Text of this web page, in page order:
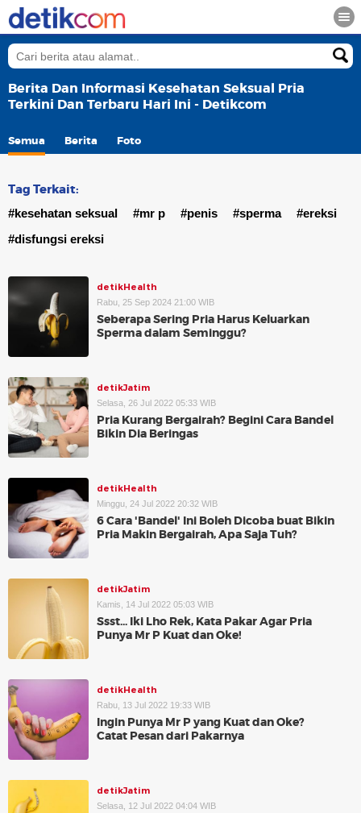
Berita Dan Informasi Kesehatan Seksual Pria
Terkini Dan Terbaru Hari Ini - Detikcom
Semua Berita Foto
Tag Terkait:
#kesehatan seksual #mr p #penis #sperma
#ereksi
#disfungsi ereksi
detikHealth
Rabu, 25 Sep 2024 21:00 WIB
Seberapa Sering Pria Harus Keluarkan
Sperma dalam Seminggu?
detikJatim
Selasa, 26 Jul 2022 05:33 WIB
Pria Kurang Bergairah? Begini Cara Bandel
Bikin Dia Beringas
detikHealth
Minggu, 24 Jul 2022 20:32 WIB
6 Cara 'Bandel' Ini Boleh Dicoba buat Bikin
Pria Makin Bergairah, Apa Saja Tuh?
detikJatim
Kamis, 14 Jul 2022 05:03 WIB
Ssst... Iki Lho Rek, Kata Pakar Agar Pria
Punya Mr P Kuat dan Oke!
detikHealth
Rabu, 13 Jul 2022 19:33 WIB
Ingin Punya Mr P yang Kuat dan Oke?
Catat Pesan dari Pakarnya
detikJatim
Selasa, 12 Jul 2022 04:04 WIB